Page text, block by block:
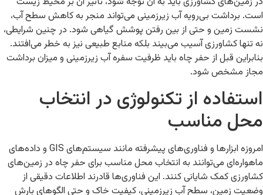
است. برداشت بی‌رویه آب زیرزمینی می‌تواند منجر به کاهش سطح آب،
نشست زمین و حتی از بین رفتن پوشش گیاهی شود. در چنین شرایطی،
نه تنها کشاورزی آسیب می‌بیند بلکه منابع طبیعی نیز به خطر می‌افتند.
بنابراین قبل از حفر چاه باید ظرفیت سفره آب زیرزمینی و میزان برداشت
مجاز مشخص شود.
استفاده از تکنولوژی در انتخاب
محل مناسب
امروزه ابزارها و فناوری‌های پیشرفته مانند سیستم‌های GIS و داده‌های
ماهواره‌ای می‌توانند به انتخاب محل مناسب برای حفر چاه در زمین‌های
کشاورزی کمک شایانی کنند. این فناوری‌ها قادرند اطلاعات دقیقی از
وضعیت زمین، سطح آب زیرزمینی، کیفیت خاک و حتی الگوهای بارش